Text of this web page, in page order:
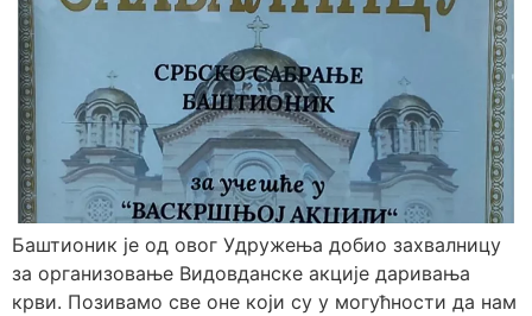
Баштионик је од овог Удружења добио захвалницу
за организовање Видовданске акције даривања
крви. Позивамо све оне који су у могућности да нам